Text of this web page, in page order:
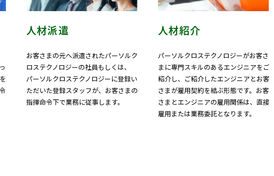
人材派遣
お客さまの元へ派遣されたパーソルク
ロステクノロジーの社員もしくは、
パーソルクロステクノロジーに登録い
ただいた登録スタッフが、お客さまの
指揮命令下で業務に従事します。
人材紹介
パーソルクロステクノロジーがお客さ
まに専門スキルのあるエンジニアをご
紹介し、ご紹介したエンジニアとお客
さまが雇用契約を結ぶ形態です。お客
さまとエンジニアの雇用関係は、直接
雇用または業務委託となります。